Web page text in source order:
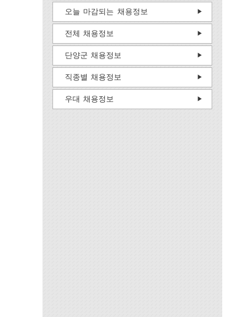
오늘 마감되는 채용정보
전체 채용정보
단양군 채용정보
직종별 채용정보
우대 채용정보